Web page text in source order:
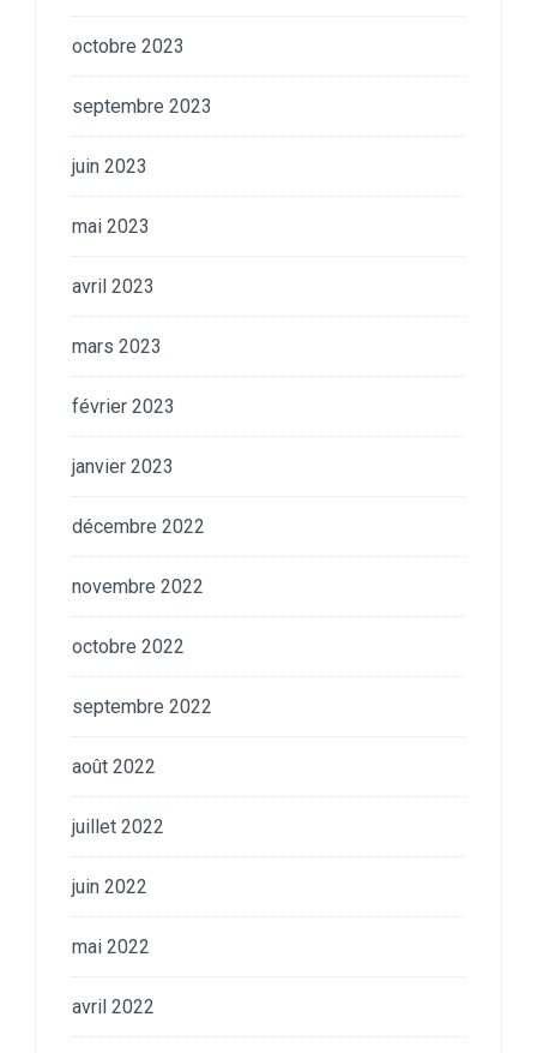
octobre 2023
septembre 2023
juin 2023
mai 2023
avril 2023
mars 2023
février 2023
janvier 2023
décembre 2022
novembre 2022
octobre 2022
septembre 2022
août 2022
juillet 2022
juin 2022
mai 2022
avril 2022